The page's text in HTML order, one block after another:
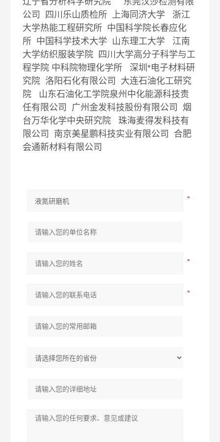
公司 四川乐山质检所 上海同济大学 浙江
大学热能工程研究所 中国科学院长春应化
所 中国科学技术大学 山东理工大学 江南
大学纺织服装学院 四川大学高分子科学与工
程学院 中科院物理化学所 深圳*电子材料研
究院 洛阳石化有限公司 大连石油化工研究
院 山东石油化工学院泉州中化能源科技责
任有限公司 广州金发科技股份有限公司 烟
台万华化学中央研究院 珠海麦得发科技有
限公司 南京美星鹏科技实业有限公司 合肥
会通新材料有限公司